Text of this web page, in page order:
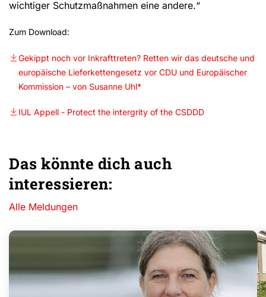
wichtiger Schutzmaßnahmen eine andere.“
Zum Download:
Gekippt noch vor Inkrafttreten? Retten wir das deutsche und
europäische Lieferkettengesetz vor CDU und Europäischer
Kommission – von Susanne Uhl*
IUL Appell - Protect the intergrity of the CSDDD
Das könnte dich auch
interessieren:
Alle Meldungen